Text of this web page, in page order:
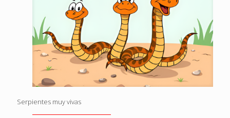
Serpientes muy vivas